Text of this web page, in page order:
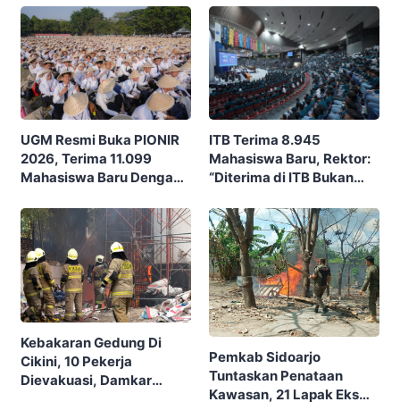
Nusantara
UGM Resmi Buka PIONIR
2026, Terima 11.099
Mahasiswa Baru Dengan
Membangun Bangsa”
ITB Terima 8.945
Mahasiswa Baru, Rektor:
“Diterima di ITB Bukan
Kebakaran Gedung Di
Cikini, 10 Pekerja
Dievakuasi, Damkar
Pemkab Sidoarjo
Tuntaskan Penataan
Kawasan, 21 Lapak Eks